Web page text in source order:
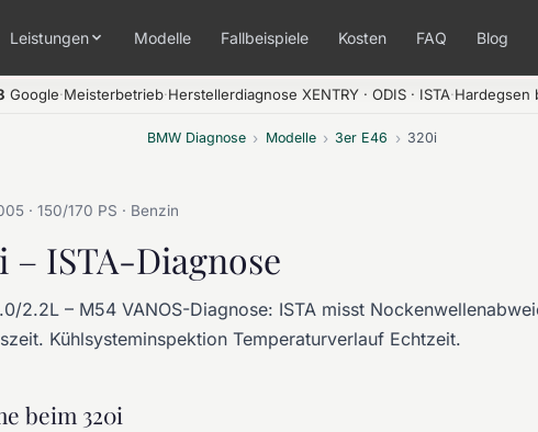
Leistungen Modelle Fallbeispiele Kosten FAQ Blog
Google·Meisterbetrieb·Herstellerdiagnose XENTRY · ODIS · ISTA·Hardegsen
BMW Diagnose › Modelle › 3er E46 › 320i
· 150/170 PS · Benzin
– ISTA-Diagnose
2.2L – M54 VANOS-Diagnose: ISTA misst
Kühlsysteminspektion Temperaturverlauf Echtzeit.
beim 320i